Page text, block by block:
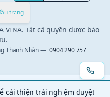
trang
VINA. Tất cả quyền được bảo
Thanh Nhàn— 0904 290 757
cải thiện trải nghiệm duyệt